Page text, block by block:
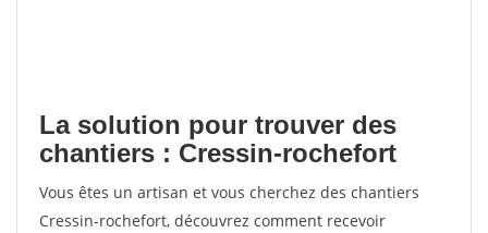
La solution pour trouver des
chantiers : Cressin-rochefort
Vous êtes un artisan et vous cherchez des chantiers
Cressin-rochefort, découvrez comment recevoir